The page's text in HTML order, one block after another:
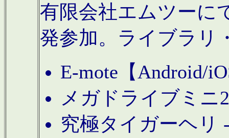
有限会社エムツーに
発参加。ライブラリ
E-mote【Android/
メガドライブミニ
究極タイガーヘリ